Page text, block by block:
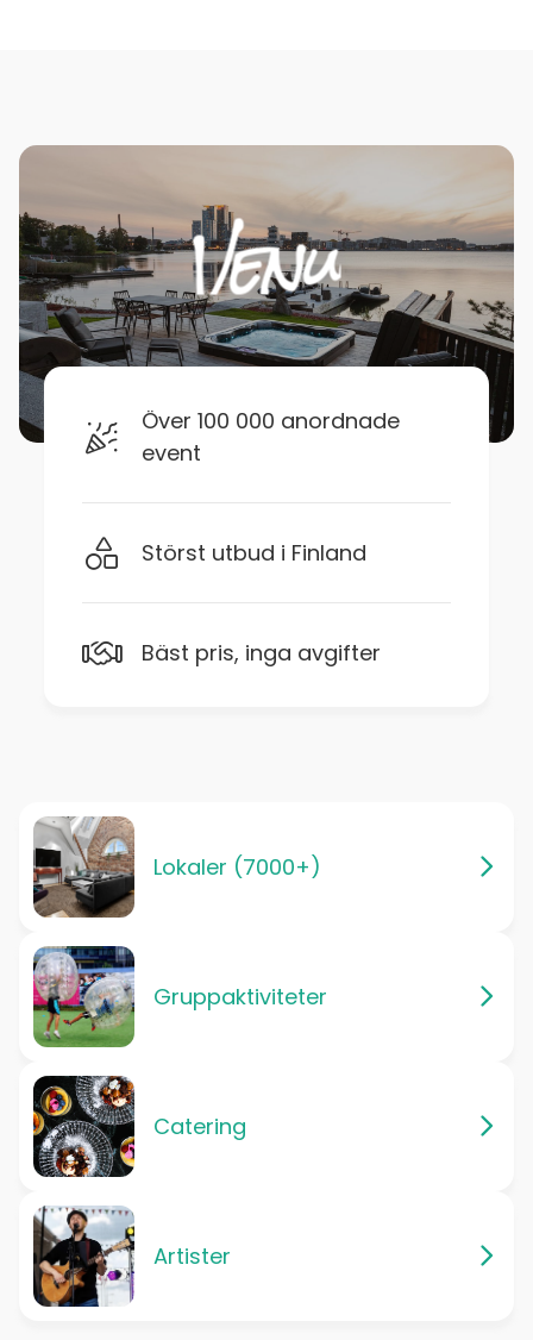
Över 100 000 anordnade
event
Störst utbud i Finland
Bäst pris, inga avgifter
Lokaler (7000+)
Gruppaktiviteter
Catering
Artister